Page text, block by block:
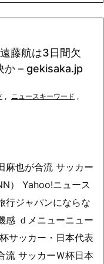
藤航は3日間欠
か – gekisaka.jp
, ニュースキーワード ,
麻也が合流 サッカー
） Yahoo!ニュース
行ジャパンにならな
感 ｄメニューニュー
サッカー・日本代表
流 サッカーＷ杯日本